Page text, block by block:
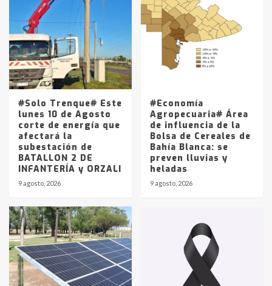
joven de Trenque Lauquen
5
Los precios de los combustibles en
La Pampa, desde YPF hasta Axion
entre 857 a 1338 pesos
#Solo Trenque# Este
lunes 10 de Agosto
corte de energía que
afectará la
subestación de
BATALLON 2 DE
INFANTERÍA y ORZALI
9 agosto, 2026
#Economía
Agropecuaria# Área
de influencia de la
Bolsa de Cereales de
Bahía Blanca: se
preven lluvias y
heladas
9 agosto, 2026